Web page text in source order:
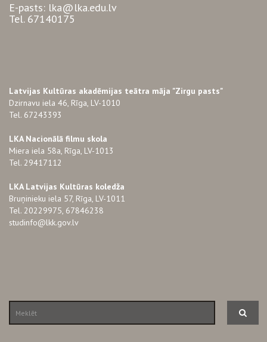
E-pasts: lka@lka.edu.lv
Tel. 67140175
Latvijas Kultūras akadēmijas teātra māja "Zirgu pasts"
Dzirnavu iela 46, Rīga, LV-1010
Tel. 67243393
LKA Nacionālā filmu skola
Miera iela 58a, Rīga, LV-1013
Tel. 29417112
LKA Latvijas Kultūras koledža
Bruņinieku iela 57, Rīga, LV-1011
Tel. 20229975, 67846238
studinfo@lkk.gov.lv